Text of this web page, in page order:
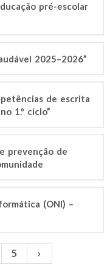
pré-escolar
2025–2026”
de escrita
1.º ciclo”
prevenção de
(ONI) –
5 ›